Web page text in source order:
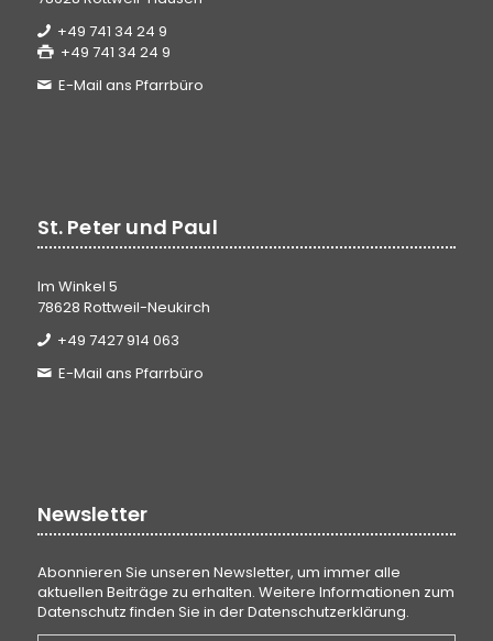
+49 741 34 24 9
+49 741 34 24 9
E-Mail ans Pfarrbüro
St. Peter und Paul
Im Winkel 5
78628 Rottweil-Neukirch
+49 7427 914 063
E-Mail ans Pfarrbüro
Newsletter
Abonnieren Sie unseren Newsletter, um immer alle
aktuellen Beiträge zu erhalten. Weitere Informationen zum
Datenschutz finden Sie in derDatenschutzerklärung.